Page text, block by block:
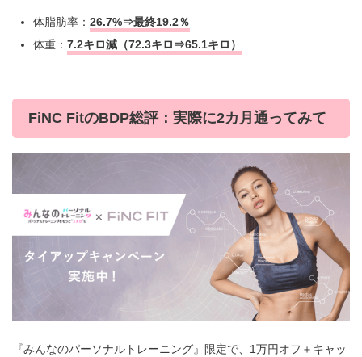
体脂肪率： 26.7%⇒最終19.2％
体重： 7.2キロ減（72.3キロ⇒65.1キロ）
FiNC FitのBDP総評：実際に2カ月通ってみて
『みんなのパーソナルトレーニング』限定で、1万円オフ＋キャッ